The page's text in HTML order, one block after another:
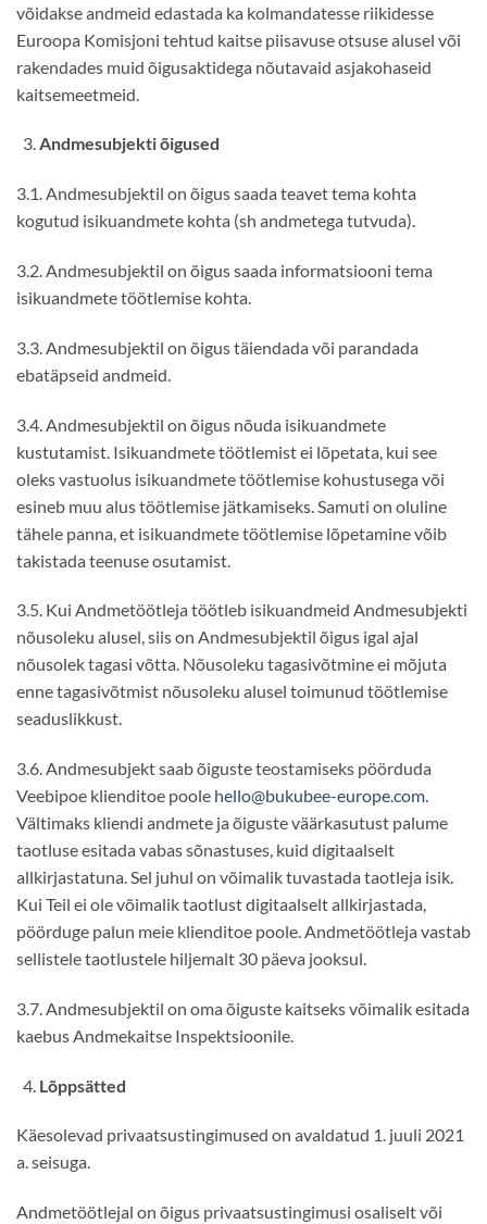
võidakse andmeid edastada ka kolmandatesse riikidesse
Euroopa Komisjoni tehtud kaitse piisavuse otsuse alusel või
rakendades muid õigusaktidega nõutavaid asjakohaseid
kaitsemeetmeid.
Andmesubjekti õigused
3.1. Andmesubjektil on õigus saada teavet tema kohta
kogutud isikuandmete kohta (sh andmetega tutvuda).
3.2. Andmesubjektil on õigus saada informatsiooni tema
isikuandmete töötlemise kohta.
3.3. Andmesubjektil on õigus täiendada või parandada
ebatäpseid andmeid.
3.4. Andmesubjektil on õigus nõuda isikuandmete
kustutamist. Isikuandmete töötlemist ei lõpetata, kui see
oleks vastuolus isikuandmete töötlemise kohustusega või
esineb muu alus töötlemise jätkamiseks. Samuti on oluline
tähele panna, et isikuandmete töötlemise lõpetamine võib
takistada teenuse osutamist.
3.5. Kui Andmetöötleja töötleb isikuandmeid Andmesubjekti
nõusoleku alusel, siis on Andmesubjektil õigus igal ajal
nõusolek tagasi võtta. Nõusoleku tagasivõtmine ei mõjuta
enne tagasivõtmist nõusoleku alusel toimunud töötlemise
seaduslikkust.
3.6. Andmesubjekt saab õiguste teostamiseks pöörduda
Veebipoe klienditoe poole hello@bukubee-europe.com.
Vältimaks kliendi andmete ja õiguste väärkasutust palume
taotluse esitada vabas sõnastuses, kuid digitaalselt
allkirjastatuna. Sel juhul on võimalik tuvastada taotleja isik.
Kui Teil ei ole võimalik taotlust digitaalselt allkirjastada,
pöörduge palun meie klienditoe poole. Andmetöötleja vastab
sellistele taotlustele hiljemalt 30 päeva jooksul.
3.7. Andmesubjektil on oma õiguste kaitseks võimalik esitada
kaebus Andmekaitse Inspektsioonile.
Lõppsätted
Käesolevad privaatsustingimused on avaldatud 1. juuli 2021
a. seisuga.
Andmetöötlejal on õigus privaatsustingimusi osaliselt või